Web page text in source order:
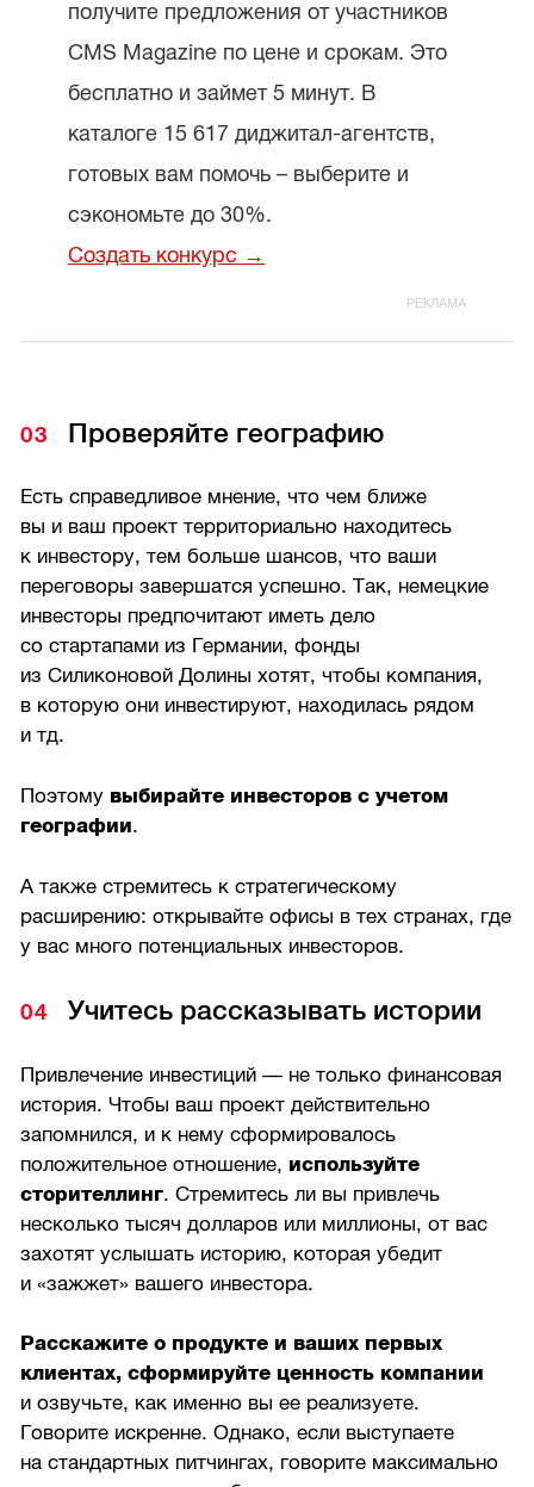
получите предложения от участников
CMS Magazine по цене и срокам. Это
бесплатно и займет 5 минут. В
каталоге 15 617 диджитал-агентств,
готовых вам помочь – выберите и
сэкономьте до 30%.
Создать конкурс →
Проверяйте географию
Есть справедливое мнение, что чем ближе
вы и ваш проект территориально находитесь
к инвестору, тем больше шансов, что ваши
переговоры завершатся успешно. Так, немецкие
инвесторы предпочитают иметь дело
со стартапами из Германии, фонды
из Силиконовой Долины хотят, чтобы компания,
в которую они инвестируют, находилась рядом
и тд.
Поэтому выбирайте инвесторов с учетом
географии.
А также стремитесь к стратегическому
расширению: открывайте офисы в тех странах, где
у вас много потенциальных инвесторов.
Учитесь рассказывать истории
Привлечение инвестиций — не только финансовая
история. Чтобы ваш проект действительно
запомнился, и к нему сформировалось
положительное отношение, используйте
сторителлинг. Стремитесь ли вы привлечь
несколько тысяч долларов или миллионы, от вас
захотят услышать историю, которая убедит
и «зажжет» вашего инвестора.
Расскажите о продукте и ваших первых
клиентах, сформируйте ценность компании
и озвучьте, как именно вы ее реализуете.
Говорите искренне. Однако, если выступаете
на стандартных питчингах, говорите максимально